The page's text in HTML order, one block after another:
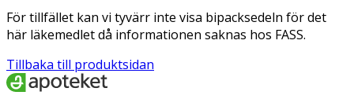
För tillfället kan vi tyvärr inte visa bipacksedeln för det
här läkemedlet då informationen saknas hos FASS.
Tillbaka till produktsidan